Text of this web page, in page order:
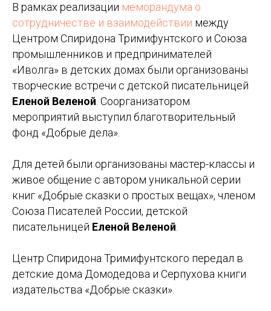
В рамках реализации меморандума о
сотрудничестве и взаимодействии между
Центром Спиридона Тримифунтского и Союза
промышленников и предпринимателей
«Иволга» в детских домах были организованы
творческие встречи с детской писательницей
Еленой Веленой . Соорганизатором
мероприятий выступил благотворительный
фонд «Добрые дела».
Для детей были организованы мастер-классы и
живое общение с автором уникальной серии
книг «Добрые сказки о простых вещах», членом
Союза Писателей России, детской
писательницей Еленой Веленой
Центр Спиридона Тримифунтского передал в
детские дома Домодедова и Серпухова книги
издательства «Добрые сказки».